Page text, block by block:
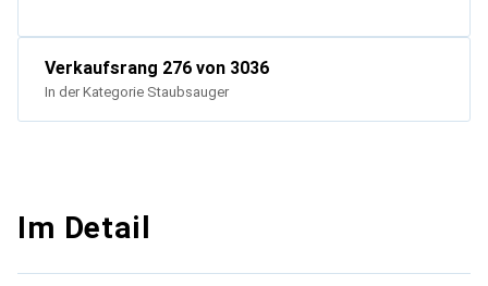
Verkaufsrang 276 von 3036
In der Kategorie Staubsauger
Im Detail